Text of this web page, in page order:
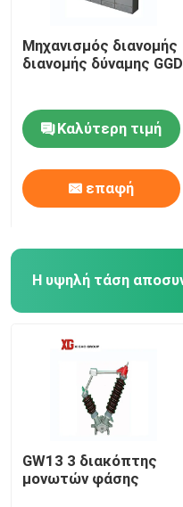
Μηχανισμός διανομής
διανομής δύναμης GGD
Καλύτερη τιμή
επαφή
GW13 3 διακόπτης
μονωτών φάσης